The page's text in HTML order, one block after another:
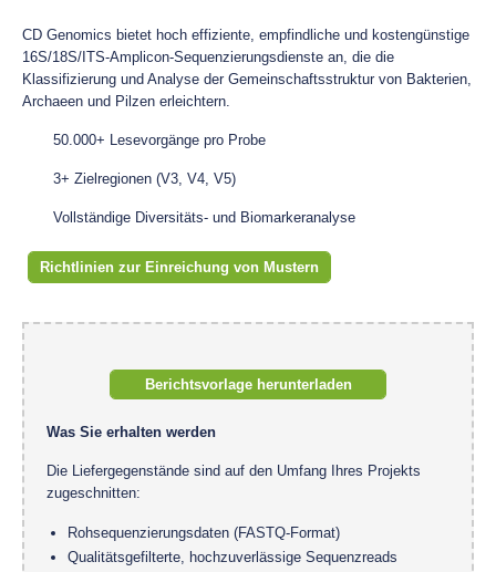
CD Genomics bietet hoch effiziente, empfindliche und kostengünstige
16S/18S/ITS-Amplicon-Sequenzierungsdienste an, die die
Klassifizierung und Analyse der Gemeinschaftsstruktur von Bakterien,
Archaeen und Pilzen erleichtern.
50.000+ Lesevorgänge pro Probe
3+ Zielregionen (V3, V4, V5)
Vollständige Diversitäts- und Biomarkeranalyse
Richtlinien zur Einreichung von Mustern
Berichtsvorlage herunterladen
Was Sie erhalten werden
Die Liefergegenstände sind auf den Umfang Ihres Projekts
zugeschnitten:
Rohsequenzierungsdaten (FASTQ-Format)
Qualitätsgefilterte, hochzuverlässige Sequenzreads